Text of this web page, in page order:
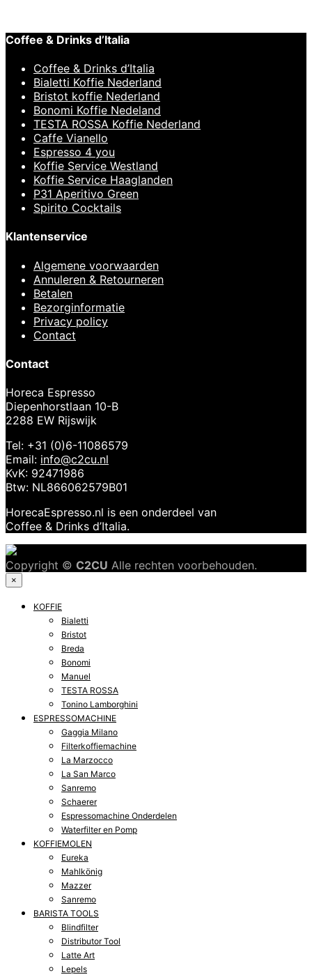
Coffee & Drinks d’Italia
Coffee & Drinks d’Italia
Bialetti Koffie Nederland
Bristot koffie Nederland
Bonomi Koffie Nedeland
TESTA ROSSA Koffie Nederland
Caffe Vianello
Espresso 4 you
Koffie Service Westland
Koffie Service Haaglanden
P31 Aperitivo Green
Spirito Cocktails
Klantenservice
Algemene voorwaarden
Annuleren & Retourneren
Betalen
Bezorginformatie
Privacy policy
Contact
Contact
Horeca Espresso
Diepenhorstlaan 10-B
2288 EW Rijswijk
Tel: +31 (0)6-11086579
Email: info@c2cu.nl
KvK: 92471986
Btw: NL866062579B01
HorecaEspresso.nl is een onderdeel van
Coffee & Drinks d’Italia.
Copyright © C2CU Alle rechten voorbehouden.
×
KOFFIE
Bialetti
Bristot
Breda
Bonomi
Manuel
TESTA ROSSA
Tonino Lamborghini
ESPRESSOMACHINE
Gaggia Milano
Filterkoffiemachine
La Marzocco
La San Marco
Sanremo
Schaerer
Espressomachine Onderdelen
Waterfilter en Pomp
KOFFIEMOLEN
Eureka
Mahlkönig
Mazzer
Sanremo
BARISTA TOOLS
Blindfilter
Distributor Tool
Latte Art
Lepels